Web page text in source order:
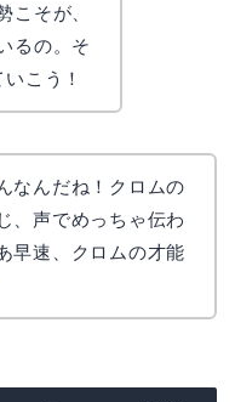
そが、
るの。そ
こう！
なんだね！クロムの
、声でめっちゃ伝わ
早速、クロムの才能